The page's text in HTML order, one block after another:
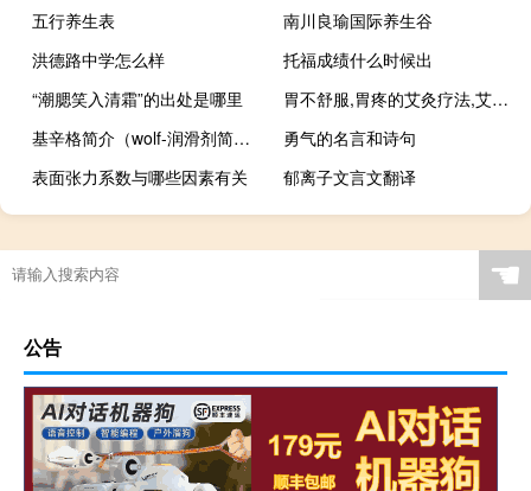
五行养生表
南川良瑜国际养生谷
洪德路中学怎么样
托福成绩什么时候出
“潮腮笑入清霜”的出处是哪里
胃不舒服,胃疼的艾灸疗法,艾灸哪些穴位?
基辛格简介（wolf-润滑剂简介）
勇气的名言和诗句
表面张力系数与哪些因素有关
郁离子文言文翻译
☚
公告